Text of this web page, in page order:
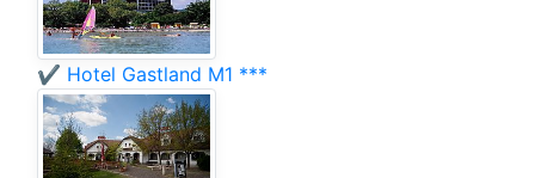
✔️ Hotel Gastland M1 ***